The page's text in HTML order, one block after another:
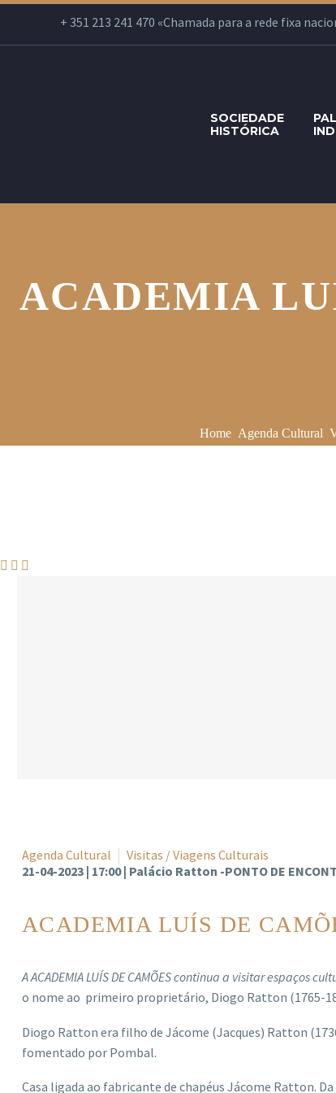
+ 351 213 241 470 «Chamada para a rede fixa
SOCIEDADE
HISTÓRICA
ACADEMIA
Home Agenda Cultural
  
Agenda Cultural
Visitas / Viagens Culturais
21-04-2023 | 17:00 | Palácio Ratton -PONTO DE
ACADEMIA LUÍS DE
A ACADEMIA LUÍS DE CAMÕES continua a visitar
o nome ao primeiro proprietário, Diogo Ratton (1765-
Diogo Ratton era filho de Jácome (Jacques) Ratton
fomentado por Pombal.
Casa ligada ao fabricante de chapéus Jácome Ratton.